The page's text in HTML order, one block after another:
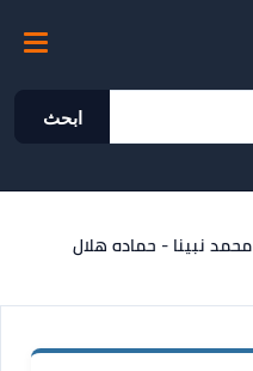
ابحث
محمد نبينا - حماده هلال